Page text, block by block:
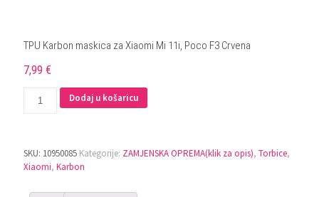
TPU Karbon maskica za Xiaomi Mi 11i, Poco F3 Crvena
7,99 €
Karbon
Xiaomi
Mi
Dodaj u košaricu
SKU: 10950085 Kategorije: ZAMJENSKA OPREMA(klik za opis), Torbice,
Xiaomi, Karbon